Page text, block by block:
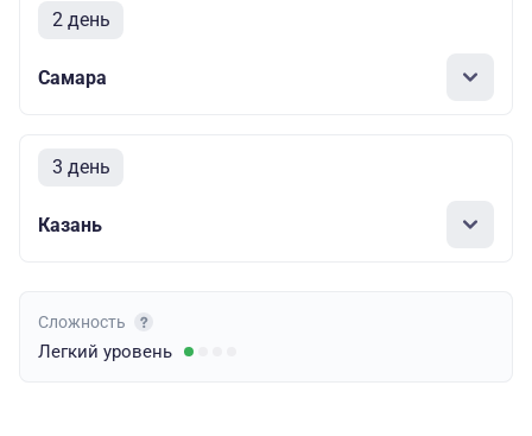
2 день
Самара
3 день
Казань
Сложность
Легкий уровень